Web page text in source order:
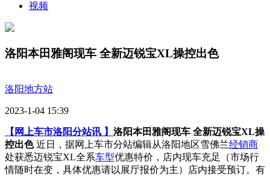
视频
洛阳本田雅阁现车 全新迈锐宝XL操控出色
洛阳地方站
2023-1-04 15:39
【网上车市洛阳分站讯 】 洛阳本田雅阁现车 全新迈锐宝XL操
控出色近日，据网上车市分站编辑从洛阳地区雪佛兰经销商
处获悉迈锐宝XL全系车型优惠特价，店内现车充足（市场行
情随时在变，具体优惠请以展厅报价为主）店内接受预订。有